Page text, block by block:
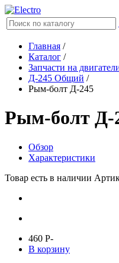
Главная /
Каталог /
Запчасти на
Д-245 Общий /
Рым-болт Д-245
Рым-болт Д-
Обзор
Характеристики
Товар есть в наличии
460 P-
В корзину